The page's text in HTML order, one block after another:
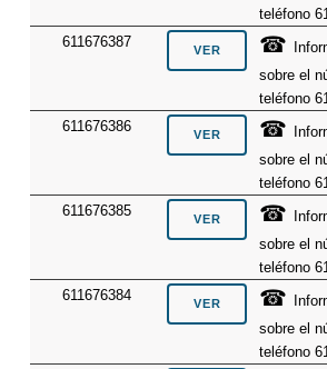
teléfono
611676387
☎
sobre el
teléfono
611676386
☎
sobre el
teléfono
611676385
☎
sobre el
teléfono
611676384
☎
sobre el
teléfono